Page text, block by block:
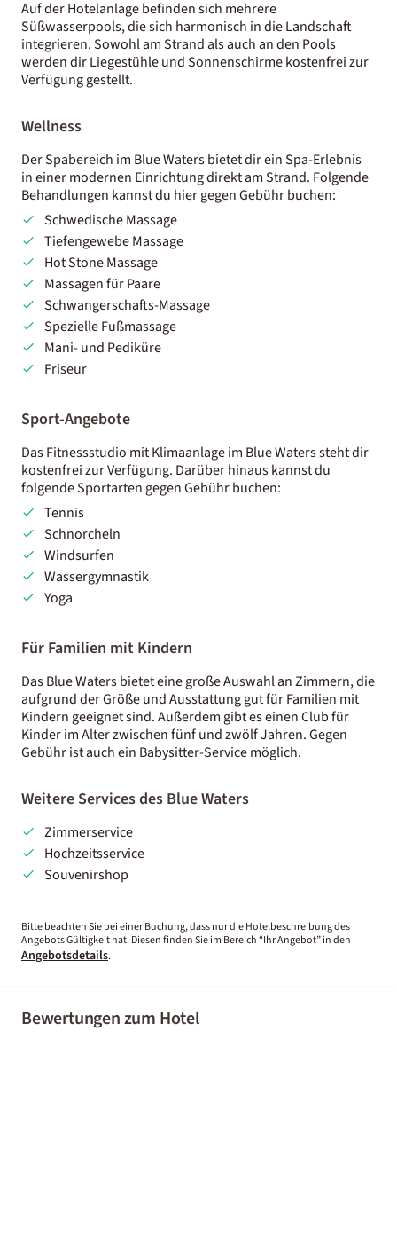
Auf der Hotelanlage befinden sich mehrere
Süßwasserpools, die sich harmonisch in die Landschaft
integrieren. Sowohl am Strand als auch an den Pools
werden dir Liegestühle und Sonnenschirme kostenfrei zur
Verfügung gestellt.
Wellness
Der Spabereich im Blue Waters bietet dir ein Spa-Erlebnis
in einer modernen Einrichtung direkt am Strand. Folgende
Behandlungen kannst du hier gegen Gebühr buchen:
Schwedische Massage
Tiefengewebe Massage
Hot Stone Massage
Massagen für Paare
Schwangerschafts-Massage
Spezielle Fußmassage
Mani- und Pediküre
Friseur
Sport-Angebote
Das Fitnessstudio mit Klimaanlage im Blue Waters steht dir
kostenfrei zur Verfügung. Darüber hinaus kannst du
folgende Sportarten gegen Gebühr buchen:
Tennis
Schnorcheln
Windsurfen
Wassergymnastik
Yoga
Für Familien mit Kindern
Das Blue Waters bietet eine große Auswahl an Zimmern, die
aufgrund der Größe und Ausstattung gut für Familien mit
Kindern geeignet sind. Außerdem gibt es einen Club für
Kinder im Alter zwischen fünf und zwölf Jahren. Gegen
Gebühr ist auch ein Babysitter-Service möglich.
Weitere Services des Blue Waters
Zimmerservice
Hochzeitsservice
Souvenirshop
Bitte beachten Sie bei einer Buchung, dass nur die Hotelbeschreibung des
Angebots Gültigkeit hat. Diesen finden Sie im Bereich “Ihr Angebot” in den
Angebotsdetails.
Bewertungen zum Hotel